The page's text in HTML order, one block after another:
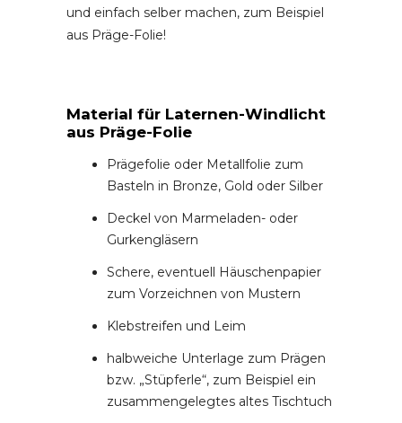
und einfach selber machen, zum Beispiel
aus Präge-Folie!
Material für Laternen-Windlicht
aus Präge-Folie
Prägefolie oder Metallfolie zum
Basteln in Bronze, Gold oder Silber
Deckel von Marmeladen- oder
Gurkengläsern
Schere, eventuell Häuschenpapier
zum Vorzeichnen von Mustern
Klebstreifen und Leim
halbweiche Unterlage zum Prägen
bzw. „Stüpferle“, zum Beispiel ein
zusammengelegtes altes Tischtuch